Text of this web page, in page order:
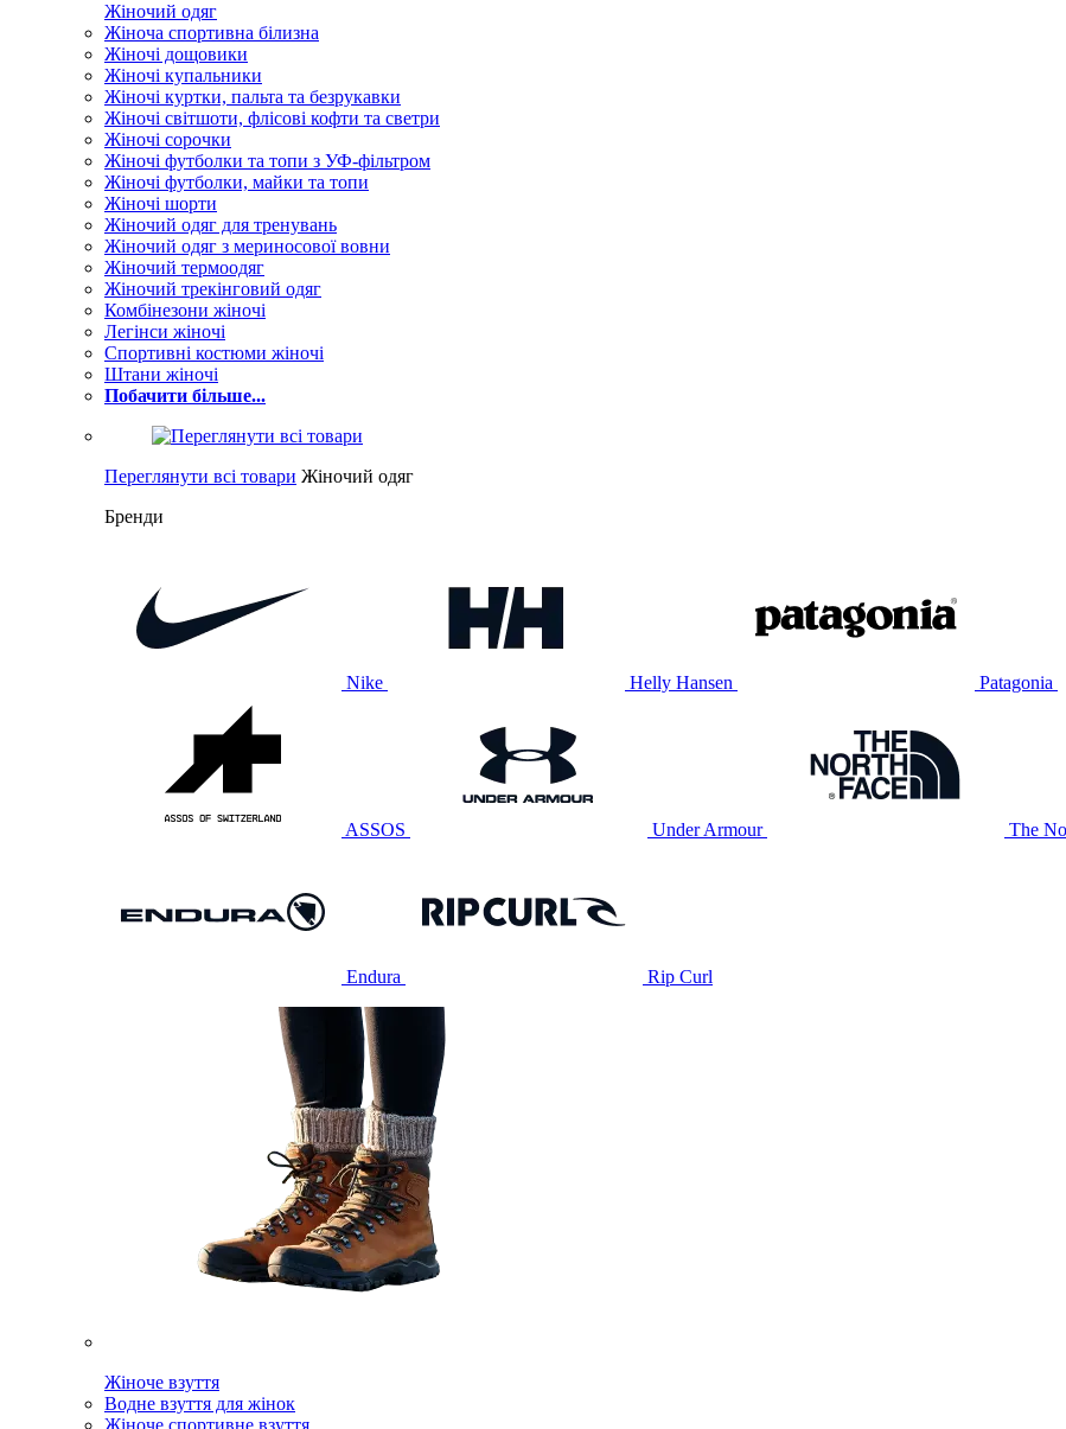
Жіночий одяг
Жіноча спортивна білизна
Жіночі дощовики
Жіночі купальники
Жіночі куртки, пальта та безрукавки
Жіночі світшоти, флісові кофти та светри
Жіночі сорочки
Жіночі футболки та топи з УФ-фільтром
Жіночі футболки, майки та топи
Жіночі шорти
Жіночий одяг для тренувань
Жіночий одяг з мериносової вовни
Жіночий термоодяг
Жіночий трекінговий одяг
Комбінезони жіночі
Легінси жіночі
Спортивні костюми жіночі
Штани жіночі
Побачити більше...
Переглянути всі товари Жіночий одяг
Бренди
Nike Helly Hansen Patagonia
ASSOS Under Armour The
Endura Rip Curl
Жіноче взуття
Водне взуття для жінок
Жіноче спортивне взуття